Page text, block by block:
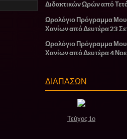
Διδακτικών Ωρών από
Ωρολόγιο Πρόγραμμα
Χανίων από Δευτέρα 23
Ωρολόγιο Πρόγραμμα
Χανίων από Δευτέρα 4
ΔΙΑΠΑΣΩΝ
Τεύχος 1ο